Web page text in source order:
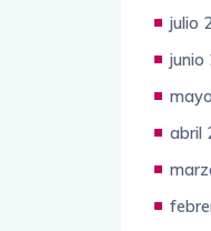
julio
junio
abril